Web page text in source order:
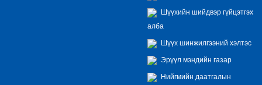
Шүүхийн шийдвэр гүйцэтгэх
алба
Шүүх шинжилгээний хэлтэс
Эрүүл мэндийн газар
Нийгмийн даатгалын